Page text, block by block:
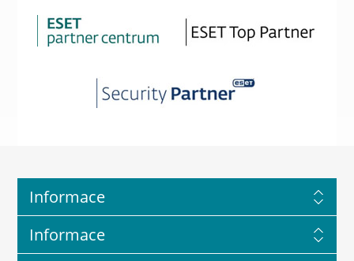
Informace
Informace